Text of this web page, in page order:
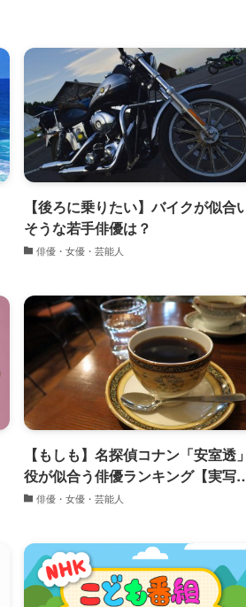
【後ろに乗りたい】バイクが似合
そうな若手俳優は？
俳優・女優・芸能人
【もしも】名探偵コナン「安室透
役が似合う俳優ランキング【実写
化】
俳優・女優・芸能人